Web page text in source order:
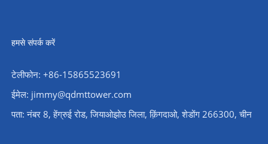
हमसे संपर्क करें
टेलीफोन: +86-15865523691
ईमेल: jimmy@qdmttower.com
पता: नंबर 8, हेंग्रुई रोड, जियाओझोउ जिला, क़िंगदाओ, शेडोंग 266300, चीन